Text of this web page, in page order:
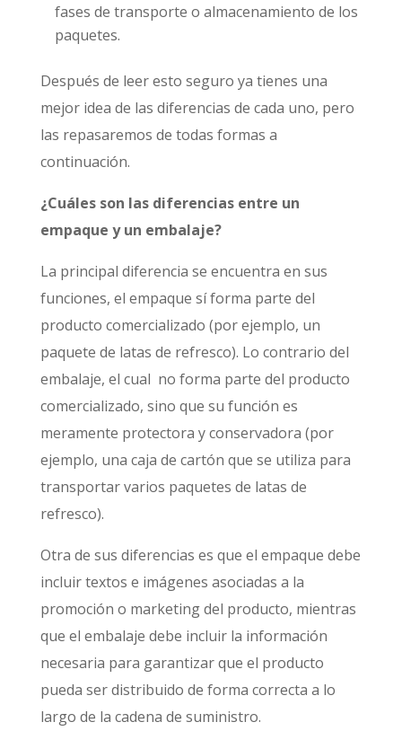
fases de transporte o almacenamiento de los
paquetes.
Después de leer esto seguro ya tienes una
mejor idea de las diferencias de cada uno, pero
las repasaremos de todas formas a
continuación.
¿Cuáles son las diferencias entre un
empaque y un embalaje?
La principal diferencia se encuentra en sus
funciones, el empaque sí forma parte del
producto comercializado (por ejemplo, un
paquete de latas de refresco). Lo contrario del
embalaje, el cual no forma parte del producto
comercializado, sino que su función es
meramente protectora y conservadora (por
ejemplo, una caja de cartón que se utiliza para
transportar varios paquetes de latas de
refresco).
Otra de sus diferencias es que el empaque debe
incluir textos e imágenes asociadas a la
promoción o marketing del producto, mientras
que el embalaje debe incluir la información
necesaria para garantizar que el producto
pueda ser distribuido de forma correcta a lo
largo de la cadena de suministro.